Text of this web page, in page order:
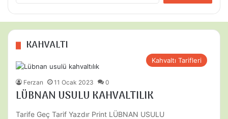
KAHVALTI
Kahvaltı Tarifleri
Ferzan 11 Ocak 2023 0
LÜBNAN USULU KAHVALTILIK
Tarife Geç Tarif Yazdır Print LÜBNAN USULU